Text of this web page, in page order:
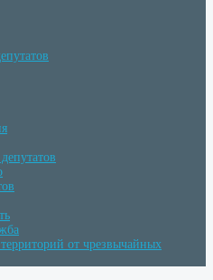
от чрезвычайных